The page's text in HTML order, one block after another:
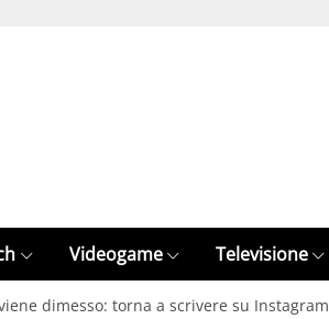
Videogame Televisione
dimesso: torna a scrivere su Instagram